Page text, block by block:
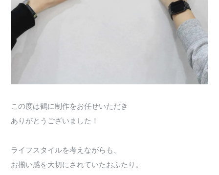
この度は鶴に制作をお任せいただき
ありがとうございました！
ライフスタイルを考えながらも、
お揃い感を大切にされていたおふたり。